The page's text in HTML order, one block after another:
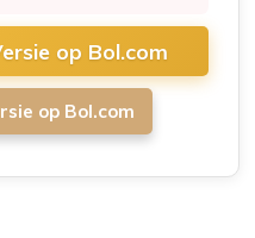
op Bol.com
op Bol.com